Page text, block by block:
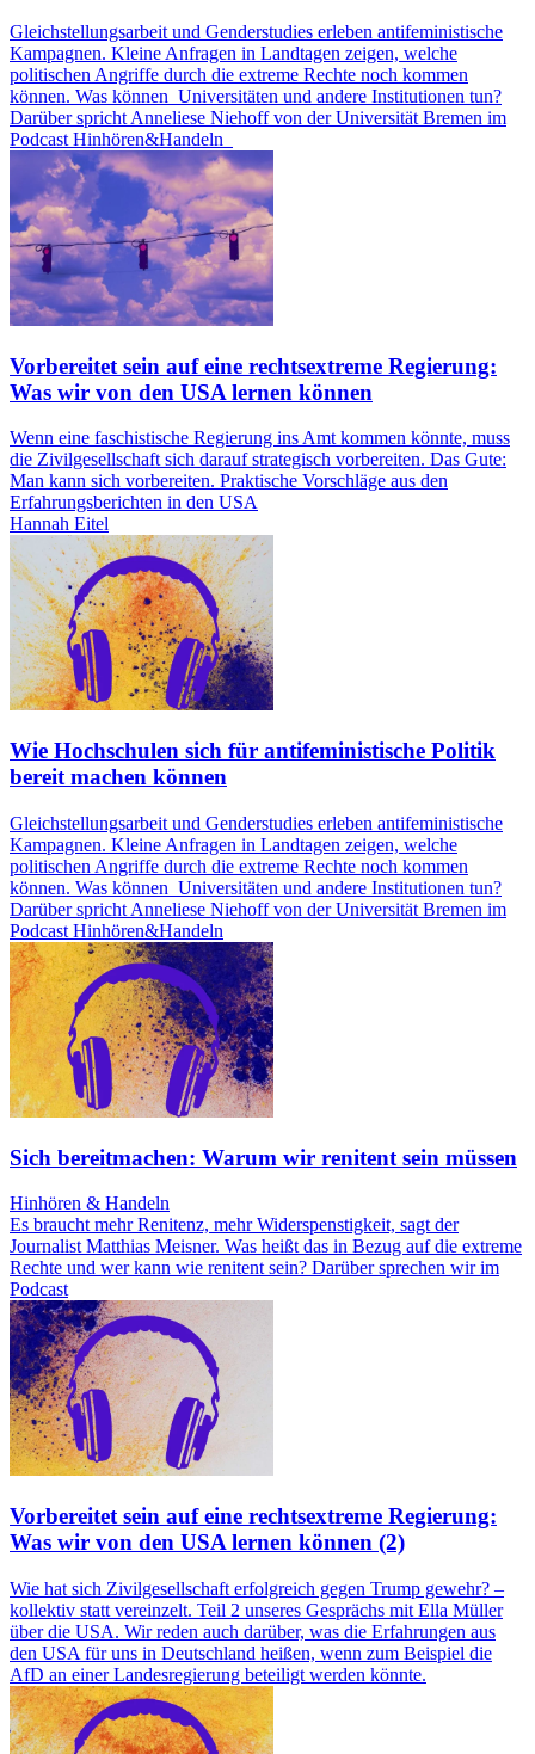
Gleichstellungsarbeit und Genderstudies erleben antifeministische
Kampagnen. Kleine Anfragen in Landtagen zeigen, welche
politischen Angriffe durch die extreme Rechte noch kommen
können. Was können Universitäten und andere Institutionen tun?
Darüber spricht Anneliese Niehoff von der Universität Bremen im
Podcast Hinhören&Handeln
Vorbereitet sein auf eine rechtsextreme Regierung:
Was wir von den USA lernen können
Wenn eine faschistische Regierung ins Amt kommen könnte, muss
die Zivilgesellschaft sich darauf strategisch vorbereiten. Das Gute:
Man kann sich vorbereiten. Praktische Vorschläge aus den
Erfahrungsberichten in den USA
Hannah Eitel
Wie Hochschulen sich für antifeministische Politik
bereit machen können
Gleichstellungsarbeit und Genderstudies erleben antifeministische
Kampagnen. Kleine Anfragen in Landtagen zeigen, welche
politischen Angriffe durch die extreme Rechte noch kommen
können. Was können Universitäten und andere Institutionen tun?
Darüber spricht Anneliese Niehoff von der Universität Bremen im
Podcast Hinhören&Handeln
Sich bereitmachen: Warum wir renitent sein müssen
Hinhören & Handeln
Es braucht mehr Renitenz, mehr Widerspenstigkeit, sagt der
Journalist Matthias Meisner. Was heißt das in Bezug auf die extreme
Rechte und wer kann wie renitent sein? Darüber sprechen wir im
Podcast
Vorbereitet sein auf eine rechtsextreme Regierung:
Was wir von den USA lernen können (2)
Wie hat sich Zivilgesellschaft erfolgreich gegen Trump gewehr? –
kollektiv statt vereinzelt. Teil 2 unseres Gesprächs mit Ella Müller
über die USA. Wir reden auch darüber, was die Erfahrungen aus
den USA für uns in Deutschland heißen, wenn zum Beispiel die
AfD an einer Landesregierung beteiligt werden könnte.